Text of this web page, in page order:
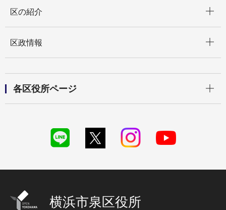
区の紹介
区政情報
各区役所ページ
横浜市泉区役所